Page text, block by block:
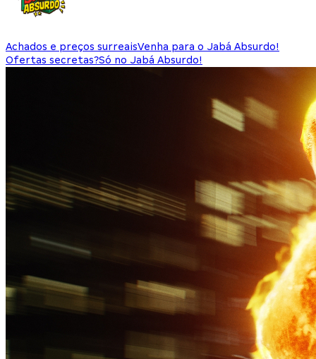
Achados e preços surreaisVenha para o Jabá Absurdo!
Ofertas secretas?Só no Jabá Absurdo!